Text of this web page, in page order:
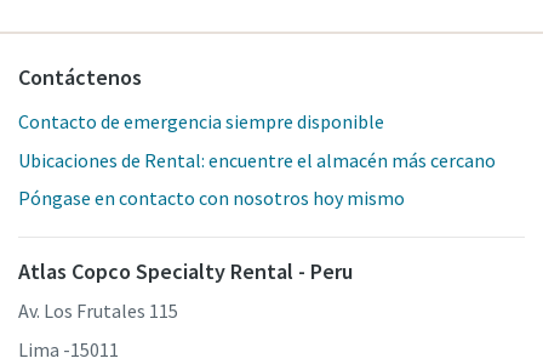
Contáctenos
Contacto de emergencia siempre disponible
Ubicaciones de Rental: encuentre el almacén más cercano
Póngase en contacto con nosotros hoy mismo
Atlas Copco Specialty Rental - Peru
Av. Los Frutales 115
Lima -15011